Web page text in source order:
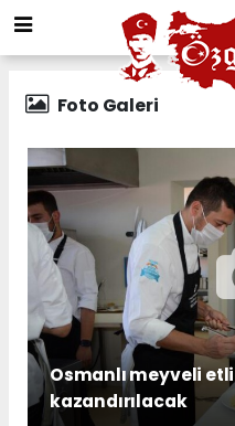
Foto Galeri
Osmanlı meyveli
kazandırılacak